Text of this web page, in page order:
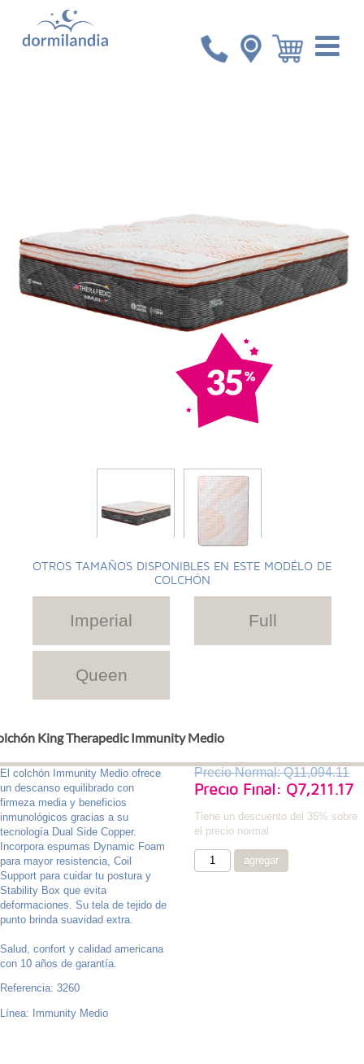
Inicio Colchones
Colchón King Therapedic Immunity
OTROS TAMAÑOS DISPONIBLES EN ESTE MODÉLO DE
COLCHÓN
Imperial Full
Queen
King Therapedic Immunity Medio
El colchón Immunity Medio ofrece
un descanso equilibrado con
firmeza media y beneficios
inmunológicos gracias a su
tecnología Dual Side Copper.
Incorpora espumas Dynamic Foam
para mayor resistencia, Coil
Support para cuidar tu postura y
Stability Box que evita
deformaciones. Su tela de tejido de
punto brinda suavidad extra.
Salud, confort y calidad americana
con 10 años de garantía.
Referencia: 3260
Línea: Immunity Medio
Precio Normal: Q11,094.11
Precio Final: Q7,211.17
Tiene un descuento del 35% sobre
el precio normal